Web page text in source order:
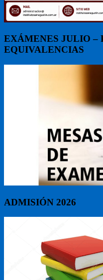
EXÁMENES JULIO –
EQUIVALENCIAS
ADMISIÓN 2026